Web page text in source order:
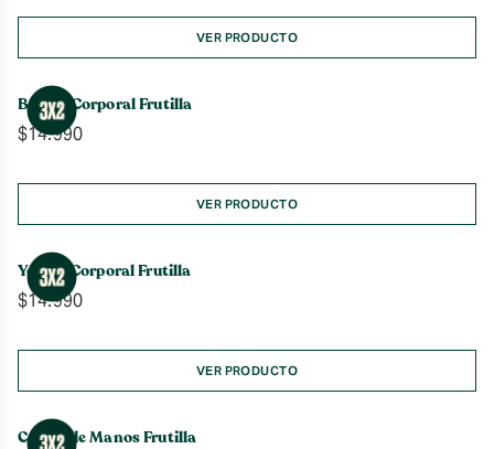
precios:
desde
$9.990
$20.990
VER PRODUCTO
Bruma Corporal Frutilla
$14.990
VER PRODUCTO
Yogurt Corporal Frutilla
$14.990
VER PRODUCTO
Crema de Manos Frutilla